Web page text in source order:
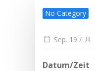
No Category
Sep. 19 /
Datum/Zeit